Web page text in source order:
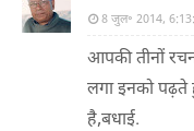
8 जुल॰ 2014,
आपकी तीनों
लगा इनको
है,बधाई.